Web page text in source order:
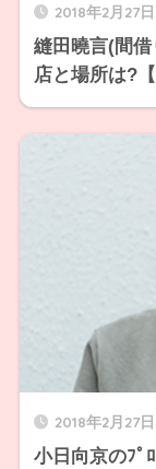
2018年2月27日
縫田曉言(間
店と場所は?
2018年2月27日
小日向京のﾌﾟ